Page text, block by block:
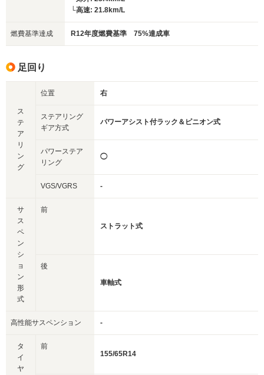
└高速: 21.8km/L
燃費基準達成 R12年度燃費基準 75%達成車
足回り
ス
テ
ア
リ
ン
グ
位置 右
ステアリング
ギア方式
パワーアシスト付ラック＆ピニオン式
パワーステア
リング
◯
VGS/VGRS -
サ
ス
ペ
ン
シ
ョ
ン
形
式
前
ストラット式
後
車軸式
高性能サスペンション -
タ
イ
ヤ
前
155/65R14